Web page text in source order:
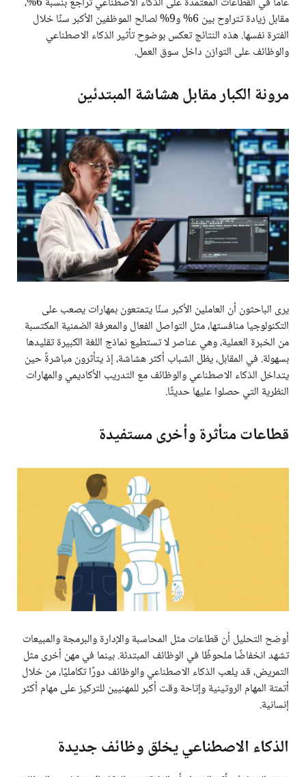
مقابل زيادة تتراوح بين 6% و9% لصالح الموظفين الأكبر سنًا خلال
الفترة نفسها. هذه النتائج تعكس بوضوح تأثير الذكاء الاصطناعي
والوظائف على التوازن داخل سوق العمل.
مرونة الكبار مقابل هشاشة المبتدئين
يرى الباحثون أن العاملين الأكبر سنًا يتمتعون بمهارات يصعب على
التكنولوجيا منافستها، مثل التواصل الفعال والمعرفة الضمنية المكتسبة
من الخبرة العملية، وهي عناصر لا تستطيع نماذج اللغة الكبيرة تقليدها
بسهولة. في المقابل، يظل الشباب أكثر هشاشة، إذ يتأثرون مباشرةً حين
يتداخل الذكاء الاصطناعي والوظائف مع التدريب الأكاديمي والمهارات
النظرية التي حصلوا عليها حديثًا.
قطاعات متأثرة وأخرى مستفيدة
أوضح التحليل أن قطاعات مثل المحاسبة والإدارة والبرمجة والمبيعات
تشهد انخفاضًا ملحوظًا في الوظائف المبتدئة. بينما في مهن أخرى مثل
التمريض، قد يلعب الذكاء الاصطناعي والوظائف دورًا تكامليًا، من خلال
أتمتة المهام الروتينية وإتاحة وقت أكبر للمهنيين للتركيز على مهام أكثر
إنسانية.
الذكاء الاصطناعي يخلق وظائف جديدة